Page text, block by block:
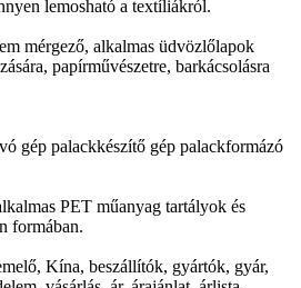
lemosható a textíliákról.
mérgező, alkalmas üdvözlőlapok
papírművészetre, barkácsolásra
gép palackkészítő gép palackformázó
PET műanyag tartályok és
formában.
Kína, beszállítók, gyártók, gyár,